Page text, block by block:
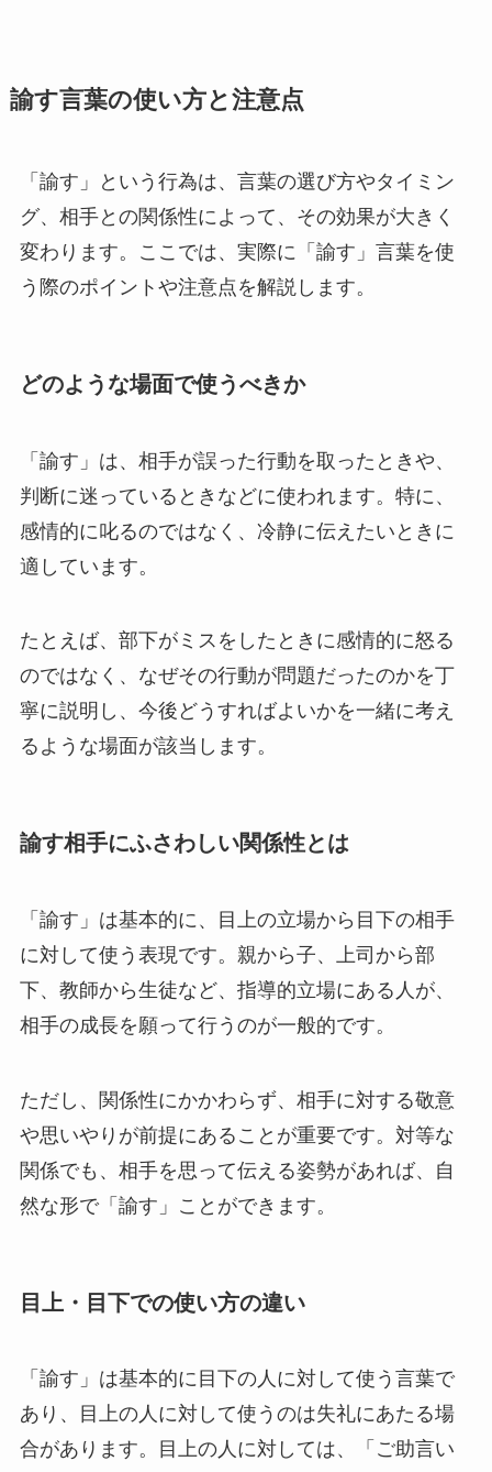
諭す言葉の使い方と注意点
「諭す」という行為は、言葉の選び方やタイミン
グ、相手との関係性によって、その効果が大きく
変わります。ここでは、実際に「諭す」言葉を使
う際のポイントや注意点を解説します。
どのような場面で使うべきか
「諭す」は、相手が誤った行動を取ったときや、
判断に迷っているときなどに使われます。特に、
感情的に叱るのではなく、冷静に伝えたいときに
適しています。
たとえば、部下がミスをしたときに感情的に怒る
のではなく、なぜその行動が問題だったのかを丁
寧に説明し、今後どうすればよいかを一緒に考え
るような場面が該当します。
諭す相手にふさわしい関係性とは
「諭す」は基本的に、目上の立場から目下の相手
に対して使う表現です。親から子、上司から部
下、教師から生徒など、指導的立場にある人が、
相手の成長を願って行うのが一般的です。
ただし、関係性にかかわらず、相手に対する敬意
や思いやりが前提にあることが重要です。対等な
関係でも、相手を思って伝える姿勢があれば、自
然な形で「諭す」ことができます。
目上・目下での使い方の違い
「諭す」は基本的に目下の人に対して使う言葉で
あり、目上の人に対して使うのは失礼にあたる場
合があります。目上の人に対しては、「ご助言い